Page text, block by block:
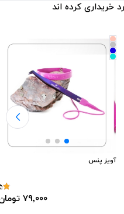
خریداری کرده اند
آویز پنس
79٬000 تومان